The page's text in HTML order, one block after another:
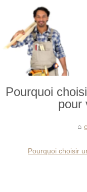
Pourquoi
pour
Pourquoi choisir